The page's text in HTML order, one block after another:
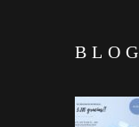
BLOG